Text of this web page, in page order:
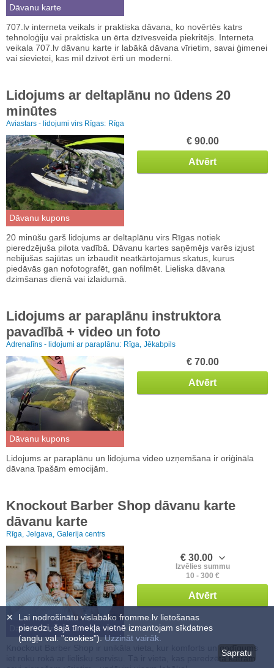
Dāvanu karte
707.lv interneta veikals ir praktiska dāvana, ko novērtēs katrs
tehnoloģiju vai praktiska un ērta dzīvesveida piekritējs. Interneta
veikala 707.lv dāvanu karte ir labākā dāvana vīrietim, savai ģimenei
vai sievietei, kas mīl dzīvot ērti un moderni.
Lidojums ar deltaplānu no ūdens 20
minūtes
Aviastars - lidojumi virs Rīgas: Rīga
Dāvanu kupons
€ 90.00
Atvērt
20 minūšu garš lidojums ar deltaplānu virs Rīgas notiek
pieredzējuša pilota vadībā. Dāvanu kartes saņēmējs varēs izjust
nebijušas sajūtas un izbaudīt neatkārtojamus skatus, kurus
piedāvās gan nofotografēt, gan nofilmēt. Lieliska dāvana
dzimšanas dienā vai izlaidumā.
Lidojums ar paraplānu instruktora
pavadībā + video un foto
Adrenalīns - lidojumi ar paraplānu: Rīga, Jēkabpils
Dāvanu kupons
€ 70.00
Atvērt
Lidojums ar paraplānu un lidojuma video uzņemšana ir oriģināla
dāvana īpašām emocijām.
Knockout Barber Shop dāvanu karte
dāvanu karte
Rīga, Jelgava, Galerija centrs
Dāvanu karte
€ 30.00
Izvēlies summu
10 - 300 €
Atvērt
Knockout Barber Shop ir unikāla vieta, kur komforts un godīgums
iet roku rokā ar lielisku servisu. Tā ir vieta, kas paredzēta katram
Lai nodrošinātu vislabāko fromme.lv lietošanas
pieredzi, šajā tīmekļa vietnē izmantojam sīkdatnes
(angļu val. "cookies"). Uzzināt vairāk.
Sapratu
✕